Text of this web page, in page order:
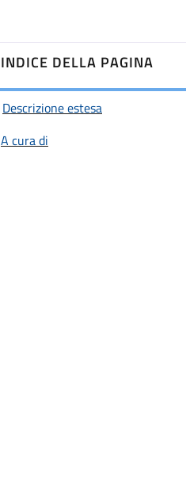
INDICE DELLA PAGINA
Descrizione estesa
A cura di